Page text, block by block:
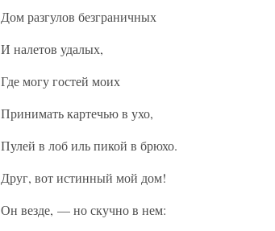
Дом разгулов безграничных
И налетов удалых,
Где могу гостей моих
Принимать картечью в ухо,
Пулей в лоб иль пикой в брюхо.
Друг, вот истинный мой дом!
Он везде, — но скучно в нем: